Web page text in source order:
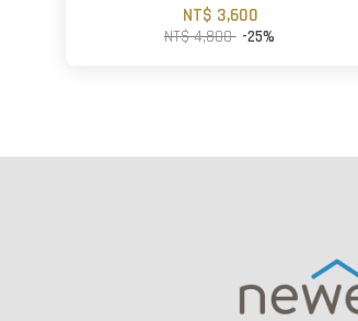
NT$ 3,600
NT$ 4,800 -25%